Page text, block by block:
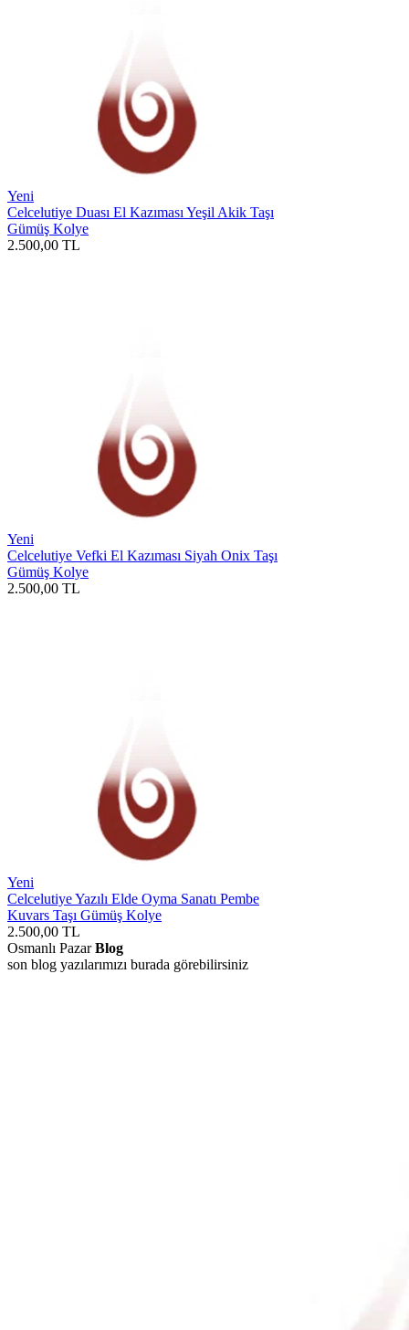
Yeni
Celcelutiye Duası El Kazıması Yeşil Akik Taşı
Gümüş Kolye
2.500,00 TL
Yeni
Celcelutiye Vefki El Kazıması Siyah Onix Taşı
Gümüş Kolye
2.500,00 TL
Yeni
Celcelutiye Yazılı Elde Oyma Sanatı Pembe
Kuvars Taşı Gümüş Kolye
2.500,00 TL
Osmanlı PazarBlog
son blog yazılarımızı burada görebilirsiniz